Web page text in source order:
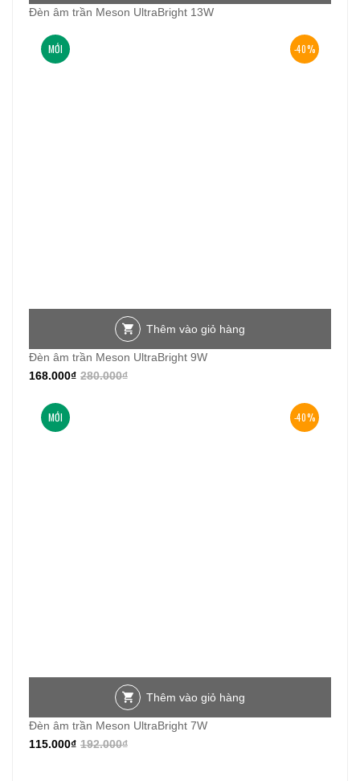
Đèn âm trần Meson UltraBright 13W
-40%
MỚI
Thêm vào giỏ hàng
Đèn âm trần Meson UltraBright 9W
280.000₫
168.000₫
-40%
MỚI
Thêm vào giỏ hàng
Đèn âm trần Meson UltraBright 7W
192.000₫
115.000₫